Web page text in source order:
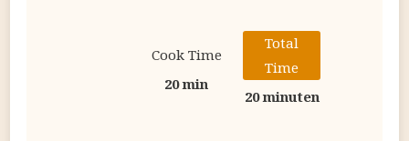
Cook Time
20 min
Total
Time
20 minuten